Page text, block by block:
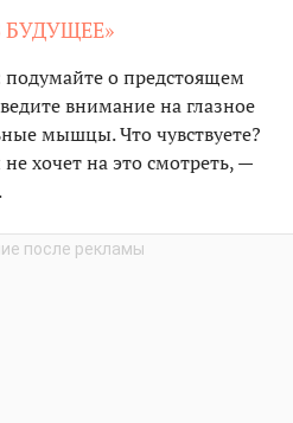
БУДУЩЕЕ»
подумайте о предстоящем
внимание на глазное
мышцы. Что чувствуете?
хочет на это смотреть, —